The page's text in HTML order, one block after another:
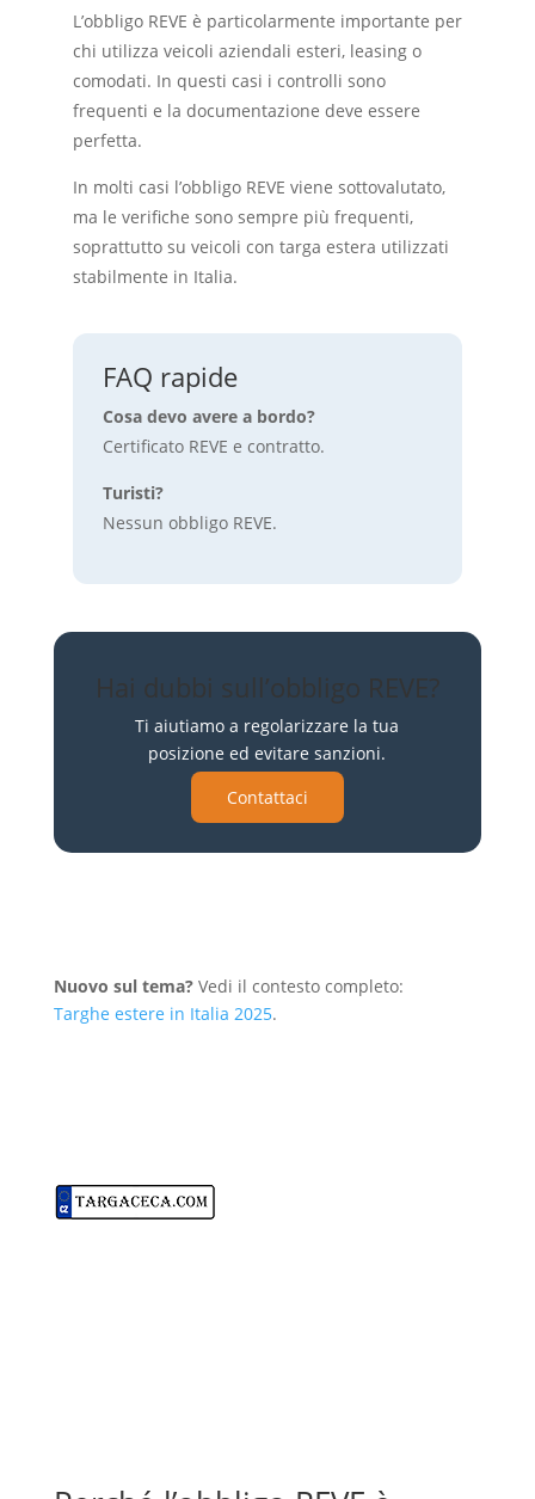
L’obbligo REVE è particolarmente importante per
chi utilizza veicoli aziendali esteri, leasing o
comodati. In questi casi i controlli sono
frequenti e la documentazione deve essere
perfetta.
In molti casi l’obbligo REVE viene sottovalutato,
ma le verifiche sono sempre più frequenti,
soprattutto su veicoli con targa estera utilizzati
stabilmente in Italia.
FAQ rapide
Cosa devo avere a bordo?
Certificato REVE e contratto.
Turisti?
Nessun obbligo REVE.
Hai dubbi sull’obbligo REVE?
Ti aiutiamo a regolarizzare la tua
posizione ed evitare sanzioni.
Contattaci
Nuovo sul tema?Vedi il contesto completo:
Targhe estere in Italia 2025.